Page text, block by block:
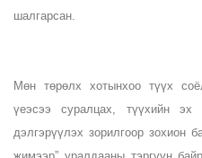
шалгарсан.
Мөн төрөлх хотынхоо түүх
үеэсээ суралцах, түүхийн эх
дэлгэрүүлэх зорилгоор зохион